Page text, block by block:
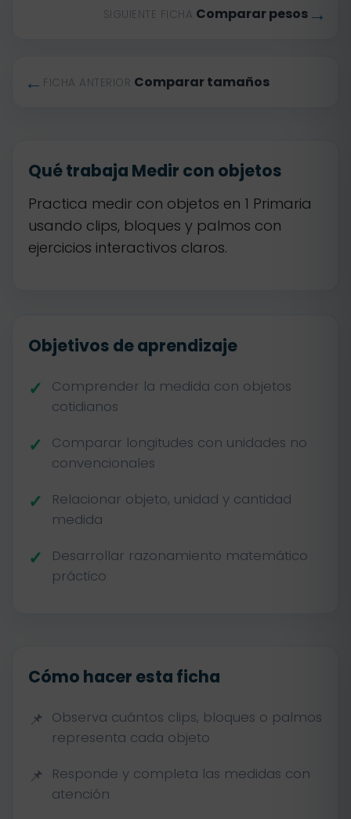
← FICHA ANTERIOR Comparar tamaños
SIGUIENTE FICHA Comparar pesos →
Qué trabaja Medir con objetos
Practica medir con objetos en 1 Primaria
usando clips, bloques y palmos con
ejercicios interactivos claros.
Objetivos de aprendizaje
Comprender la medida con objetos
cotidianos
Comparar longitudes con unidades no
convencionales
Relacionar objeto, unidad y cantidad
medida
Desarrollar razonamiento matemático
práctico
Cómo hacer esta ficha
Observa cuántos clips, bloques o palmos
representa cada objeto
Responde y completa las medidas con
atención